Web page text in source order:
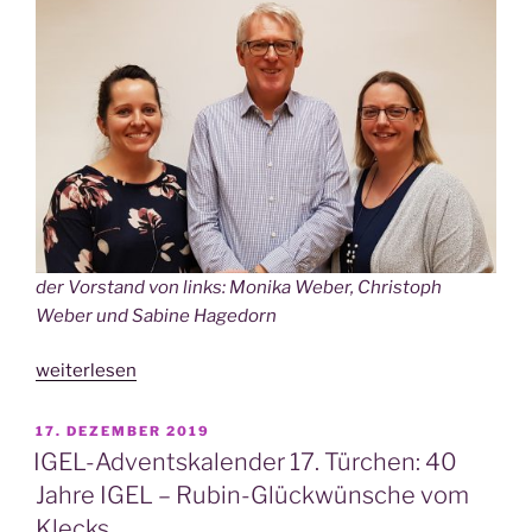
der Vor­stand von links: Moni­ka Weber, Chris­toph
Weber und Sabi­ne Hagedorn
„IGEL-
ka­
len­
der
19.
weiterlesen
VERÖFFENTLICHT
AM
17. DEZEMBER 2019
IGEL-Adventskalender 17. Türchen: 40
Jahre IGEL – Rubin-Glückwünsche vom